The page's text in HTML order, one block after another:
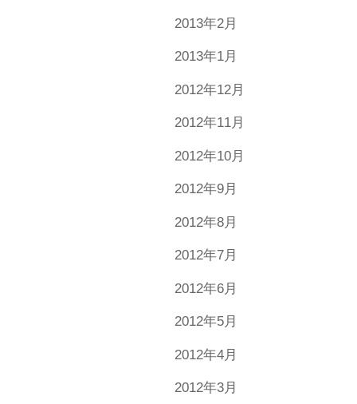
2013年2月
2013年1月
2012年12月
2012年11月
2012年10月
2012年9月
2012年8月
2012年7月
2012年6月
2012年5月
2012年4月
2012年3月